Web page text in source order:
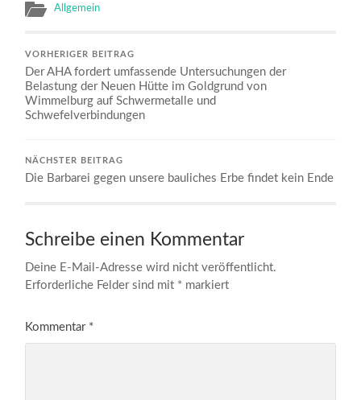
Allgemein
VORHERIGER BEITRAG
Der AHA fordert umfassende Untersuchungen der
Belastung der Neuen Hütte im Goldgrund von
Wimmelburg auf Schwermetalle und
Schwefelverbindungen
NÄCHSTER BEITRAG
Die Barbarei gegen unsere bauliches Erbe findet kein Ende
Schreibe einen Kommentar
Deine E-Mail-Adresse wird nicht veröffentlicht.
Erforderliche Felder sind mit * markiert
Kommentar *